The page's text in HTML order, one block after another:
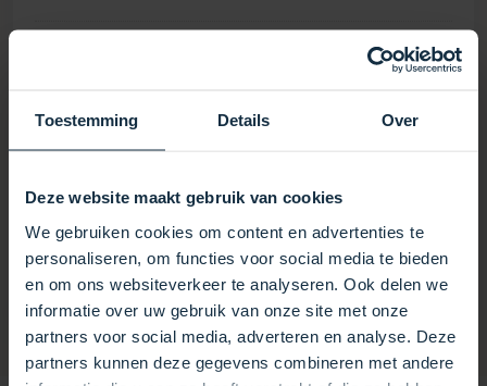
Toestemming Details Over
Deze website maakt gebruik van cookies
We gebruiken cookies om content en advertenties te
personaliseren, om functies voor social media te bieden
en om ons websiteverkeer te analyseren. Ook delen we
informatie over uw gebruik van onze site met onze
partners voor social media, adverteren en analyse. Deze
partners kunnen deze gegevens combineren met andere
Maße
Model